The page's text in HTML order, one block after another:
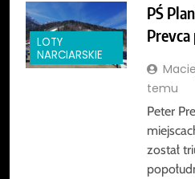
LOTY
NARCIARSKIE
PŚ
temu
Peter
został